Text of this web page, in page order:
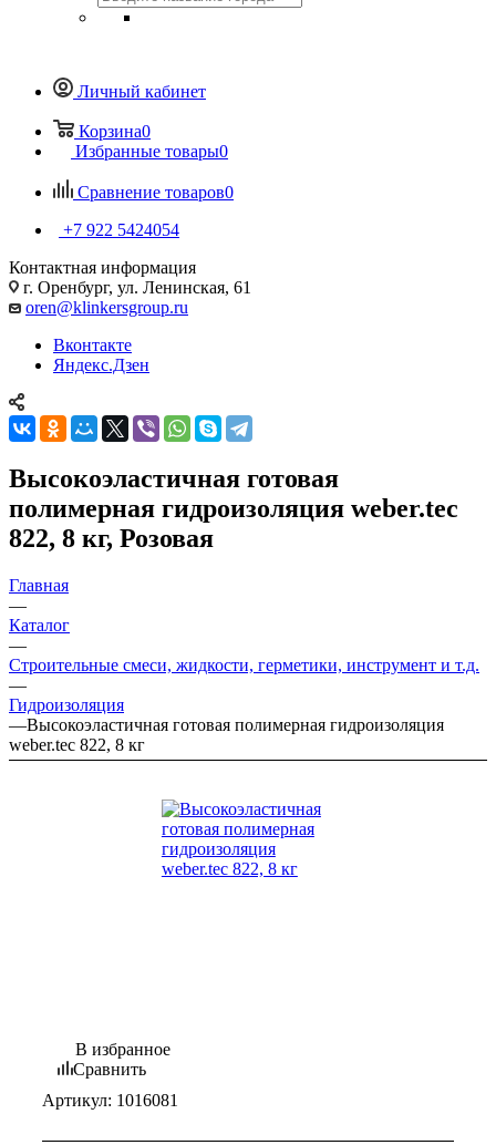
Личный кабинет
Корзина0
Избранные товары0
Сравнение товаров0
+7 922 5424054
Контактная информация
г. Оренбург, ул. Ленинская, 61
oren@klinkersgroup.ru
Вконтакте
Яндекс.Дзен
Высокоэластичная готовая
полимерная гидроизоляция weber.tec
822, 8 кг, Розовая
Главная
—
Каталог
—
Строительные смеси, жидкости, герметики, инструмент и т.д.
—
Гидроизоляция
—Высокоэластичная готовая полимерная гидроизоляция
weber.tec 822, 8 кг
В избранное
Сравнить
Артикул: 1016081